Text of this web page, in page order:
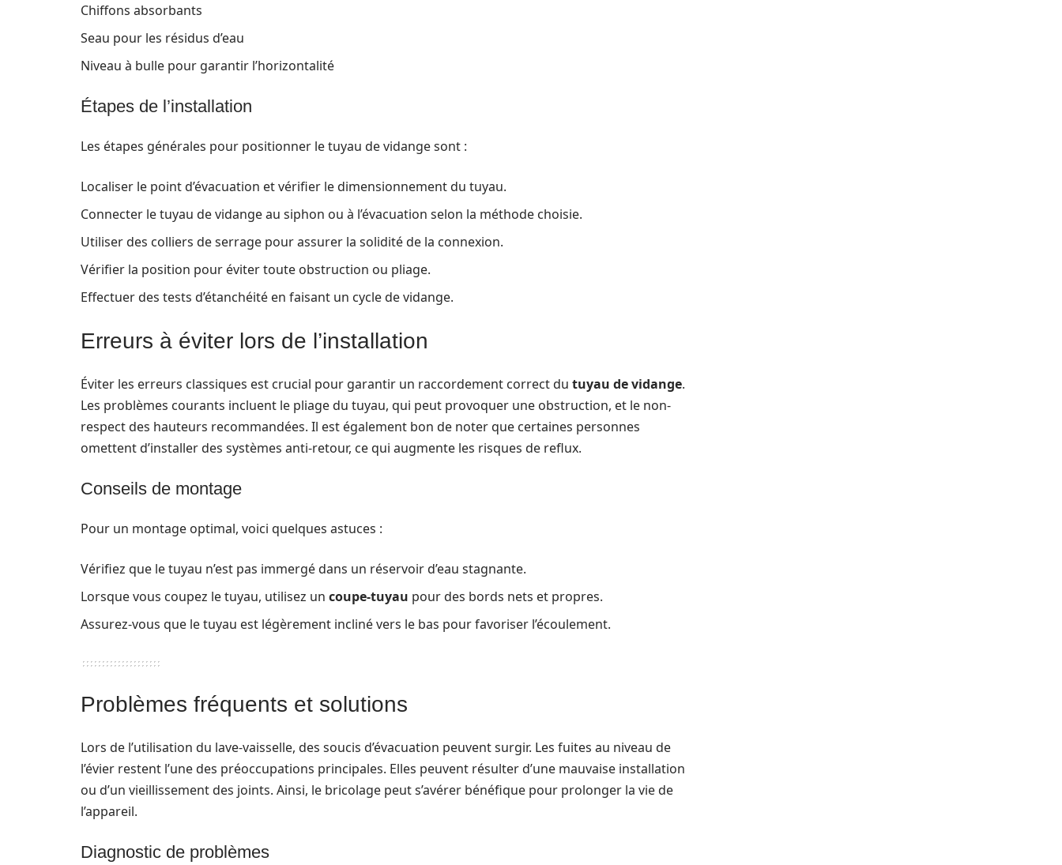
Chiffons absorbants
Seau pour les résidus d’eau
Niveau à bulle pour garantir l’horizontalité
Étapes de l’installation
Les étapes générales pour positionner le tuyau de vidange sont :
Localiser le point d’évacuation et vérifier le dimensionnement du tuyau.
Connecter le tuyau de vidange au siphon ou à l’évacuation selon la méthode choisie.
Utiliser des colliers de serrage pour assurer la solidité de la connexion.
Vérifier la position pour éviter toute obstruction ou pliage.
Effectuer des tests d’étanchéité en faisant un cycle de vidange.
Erreurs à éviter lors de l’installation
Éviter les erreurs classiques est crucial pour garantir un raccordement correct du tuyau de vidange.
Les problèmes courants incluent le pliage du tuyau, qui peut provoquer une obstruction, et le non-
respect des hauteurs recommandées. Il est également bon de noter que certaines personnes
omettent d’installer des systèmes anti-retour, ce qui augmente les risques de reflux.
Conseils de montage
Pour un montage optimal, voici quelques astuces :
Vérifiez que le tuyau n’est pas immergé dans un réservoir d’eau stagnante.
Lorsque vous coupez le tuyau, utilisez un coupe-tuyau pour des bords nets et propres.
Assurez-vous que le tuyau est légèrement incliné vers le bas pour favoriser l’écoulement.
Problèmes fréquents et solutions
Lors de l’utilisation du lave-vaisselle, des soucis d’évacuation peuvent surgir. Les fuites au niveau de
l’évier restent l’une des préoccupations principales. Elles peuvent résulter d’une mauvaise installation
ou d’un vieillissement des joints. Ainsi, le bricolage peut s’avérer bénéfique pour prolonger la vie de
l’appareil.
Diagnostic de problèmes